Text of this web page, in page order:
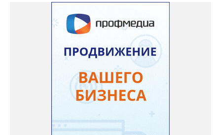
работ. Причиной отслоения отделочного слоя потолка в палате
явилось подтопление в результате протечки кровли», -
сообщили в региональной прокуратуре. В ходе проверки
прокуратурой города будет дана оценка исполнению
требований федерального законодательства ответственными
должностными лицами. При наличии оснований будут приняты
мер прокурорского реагирования.